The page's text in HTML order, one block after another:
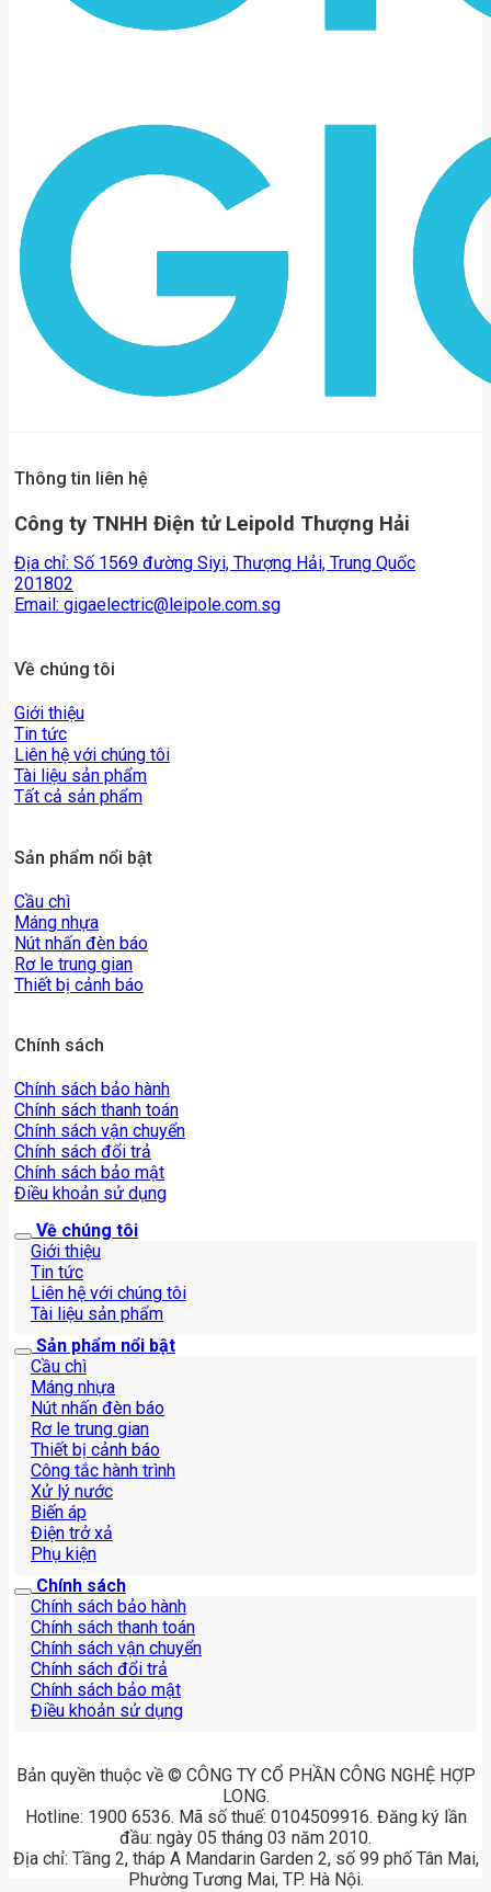
Thông tin liên hệ
Công ty TNHH Điện tử Leipold Thượng Hải
Địa chỉ: Số 1569 đường Siyi, Thượng Hải, Trung Quốc
201802
Email: gigaelectric@leipole.com.sg
Về chúng tôi
Giới thiệu
Tin tức
Liên hệ với chúng tôi
Tài liệu sản phẩm
Tất cả sản phẩm
Sản phẩm nổi bật
Cầu chì
Máng nhựa
Nút nhấn đèn báo
Rơ le trung gian
Thiết bị cảnh báo
Chính sách
Chính sách bảo hành
Chính sách thanh toán
Chính sách vận chuyển
Chính sách đổi trả
Chính sách bảo mật
Điều khoản sử dụng
Về chúng tôi
Giới thiệu
Tin tức
Liên hệ với chúng tôi
Tài liệu sản phẩm
Sản phẩm nổi bật
Cầu chì
Máng nhựa
Nút nhấn đèn báo
Rơ le trung gian
Thiết bị cảnh báo
Công tắc hành trình
Xử lý nước
Biến áp
Điện trở xả
Phụ kiện
Chính sách
Chính sách bảo hành
Chính sách thanh toán
Chính sách vận chuyển
Chính sách đổi trả
Chính sách bảo mật
Điều khoản sử dụng
Bản quyền thuộc về © CÔNG TY CỔ PHẦN CÔNG NGHỆ HỢP
LONG.
Hotline: 1900 6536. Mã số thuế: 0104509916. Đăng ký lần
đầu: ngày 05 tháng 03 năm 2010.
Địa chỉ: Tầng 2, tháp A Mandarin Garden 2, số 99 phố Tân Mai,
Phường Tương Mai, TP. Hà Nội.